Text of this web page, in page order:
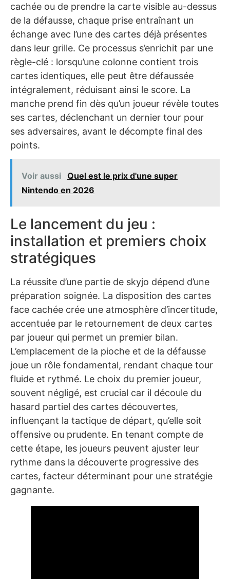
cachée ou de prendre la carte visible au-dessus
de la défausse, chaque prise entraînant un
échange avec l’une des cartes déjà présentes
dans leur grille. Ce processus s’enrichit par une
règle-clé : lorsqu’une colonne contient trois
cartes identiques, elle peut être défaussée
intégralement, réduisant ainsi le score. La
manche prend fin dès qu’un joueur révèle toutes
ses cartes, déclenchant un dernier tour pour
ses adversaires, avant le décompte final des
points.
Voir aussi Quel est le prix d'une super
Nintendo en 2026
Le lancement du jeu :
installation et premiers choix
stratégiques
La réussite d’une partie de skyjo dépend d’une
préparation soignée. La disposition des cartes
face cachée crée une atmosphère d’incertitude,
accentuée par le retournement de deux cartes
par joueur qui permet un premier bilan.
L’emplacement de la pioche et de la défausse
joue un rôle fondamental, rendant chaque tour
fluide et rythmé. Le choix du premier joueur,
souvent négligé, est crucial car il découle du
hasard partiel des cartes découvertes,
influençant la tactique de départ, qu’elle soit
offensive ou prudente. En tenant compte de
cette étape, les joueurs peuvent ajuster leur
rythme dans la découverte progressive des
cartes, facteur déterminant pour une stratégie
gagnante.